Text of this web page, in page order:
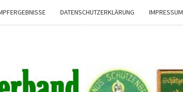
DATENSCHUTZERKLÄRUNG IMPRESSUM